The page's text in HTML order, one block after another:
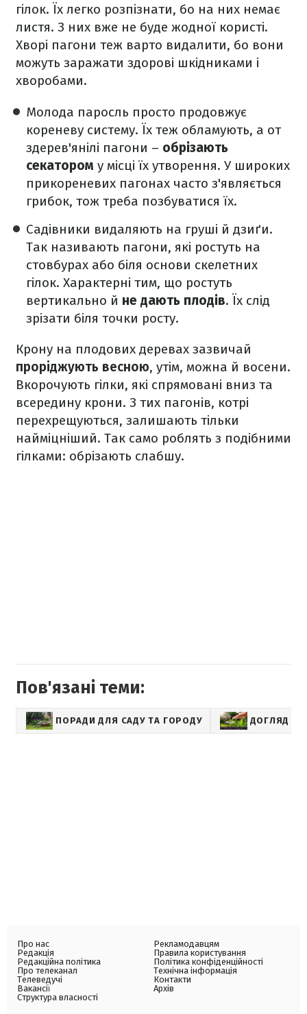
гілок. Їх легко розпізнати, бо на них немає
листя. З них вже не буде жодної користі.
Хворі пагони теж варто видалити, бо вони
можуть заражати здорові шкідниками і
хворобами.
Молода паросль просто продовжує
кореневу систему. Їх теж обламують, а от
здерев'янілі пагони – обрізають
секатором у місці їх утворення. У широких
прикореневих пагонах часто з'являється
грибок, тож треба позбуватися їх.
Садівники видаляють на груші й дзиґи.
Так називають пагони, які ростуть на
стовбурах або біля основи скелетних
гілок. Характерні тим, що ростуть
вертикально й не дають плодів. Їх слід
зрізати біля точки росту.
Крону на плодових деревах зазвичай
проріджують весною, утім, можна й восени.
Вкорочують гілки, які спрямовані вниз та
всередину крони. З тих пагонів, котрі
перехрещуються, залишають тільки
найміцніший. Так само роблять з подібними
гілками: обрізають слабшу.
Пов'язані теми:
ПОРАДИ ДЛЯ САДУ ТА ГОРОДУ ДОГЛЯД
Про нас
Редакція
Редакційна політика
Про телеканал
Телеведучі
Вакансії
Структура власності
Рекламодавцям
Правила користування
Політика конфіденційності
Технічна інформація
Контакти
Архів